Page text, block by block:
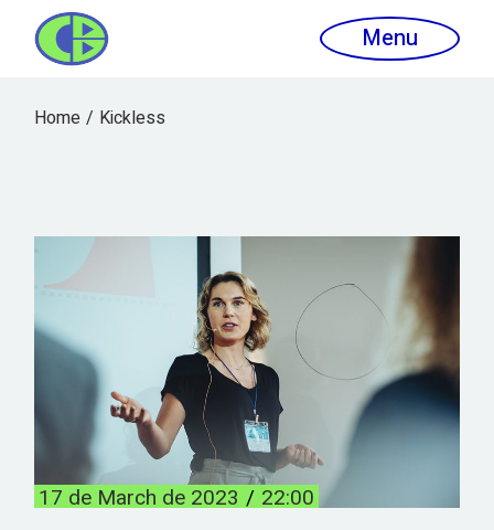
Menu
Home Kickless
17 de March de 2023 22:00